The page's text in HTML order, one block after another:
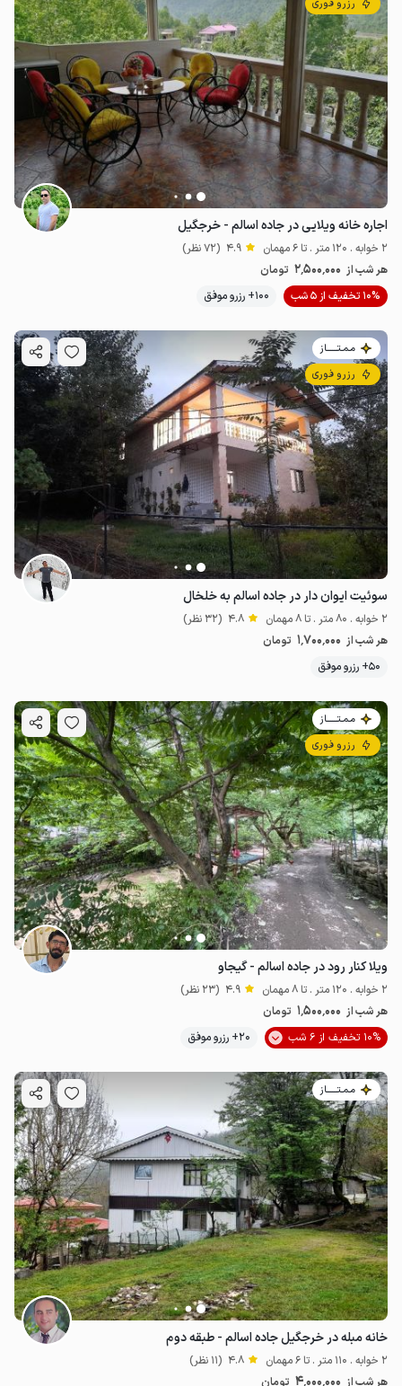
رزرو فوری
اجاره خانه ویلایی در جاده اسالم - خرجگیل
2 خوابه . 120 متر . تا 6 مهمان 4.9 (72 نظر)
هر شب از 2٬500٬000 تومان
10% تخفیف از 5 شب
100+ رزرو موفق
مـمـتــــــاز
رزرو فوری
سوئیت ایوان دار در جاده اسالم به خلخال
2 خوابه . 80 متر . تا 8 مهمان 4.8 (32 نظر)
هر شب از 1٬700٬000 تومان
50+ رزرو موفق
مـمـتــــــاز
رزرو فوری
ویلا کنار رود در جاده اسالم - گیجاو
2 خوابه . 120 متر . تا 8 مهمان 4.9 (23 نظر)
هر شب از 1٬500٬000 تومان
10% تخفیف از 6 شب
20+ رزرو موفق
مـمـتــــــاز
خانه مبله در خرجگیل جاده اسالم - طبقه دوم
2 خوابه . 110 متر . تا 6 مهمان 4.8 (11 نظر)
هر شب از 4٬000٬000 تومان